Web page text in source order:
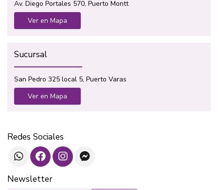
Av. Diego Portales 570, Puerto Montt
Ver en Mapa
Sucursal
San Pedro 325 local 5, Puerto Varas
Ver en Mapa
Redes Sociales
Newsletter